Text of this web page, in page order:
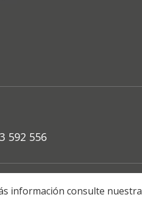
592 556
información consulte nuestra